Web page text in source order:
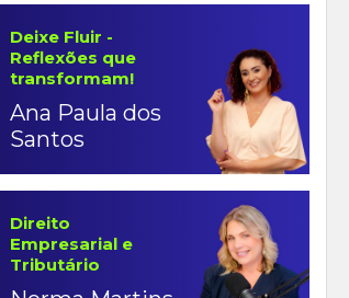
Deixe Fluir -
Reflexões que
transformam!
Ana Paula dos
Santos
Direito
Empresarial e
Tributário